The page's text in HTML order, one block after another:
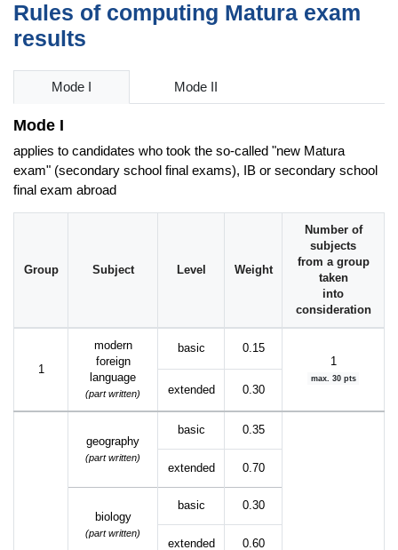
Rules of computing Matura exam
results
Mode I Mode II
Mode I
applies to candidates who took the so-called "new Matura
exam" (secondary school final exams), IB or secondary school
final exam abroad
Group Subject Level Weight
Number of
subjects
from a group
taken
into
consideration
1
modern
foreign
language
(part written)
basic
0.15
1
max. 30 pts
extended 0.30
geography
(part written)
basic 0.35
extended 0.70
biology
(part written)
basic 0.30
extended 0.60